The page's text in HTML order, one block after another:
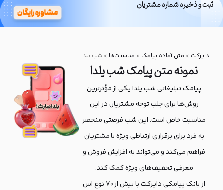
دایرکت > متن آماده پیامک > مناسبت‌ها > شب یلدا
نمونه متن پیامک شب یلدا
پیامک تبلیغاتی شب یلدا یکی از مؤثرترین
روش‌ها برای جلب توجه مشتریان در این
مناسبت خاص است. این شب فرصتی منحصر
به فرد برای برقراری ارتباطی ویژه با مشتریان
فراهم می‌کند و می‌تواند به افزایش فروش و
معرفی تخفیف‌های ویژه کمک کند.
از بانک پیامکی دایرکت با بیش از ۷۰ نوع اس
ثبت و ذخیره شماره مشتریان